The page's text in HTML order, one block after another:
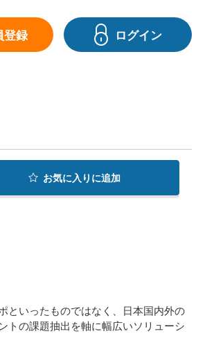
登録 ログイン
お気に入り に追加
といったものではなく、日本国内外の
トの課題抽出を軸に幅広いソリューシ